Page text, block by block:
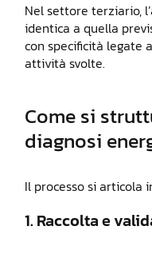
Nel settore terziario,
identica a quella
con specificità legate
attività svolte.
Come si
diagnosi
Il processo si articola
1. Raccolta e